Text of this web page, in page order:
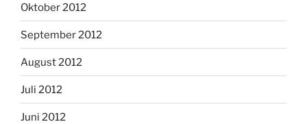
Oktober 2012
September 2012
August 2012
Juli 2012
Juni 2012